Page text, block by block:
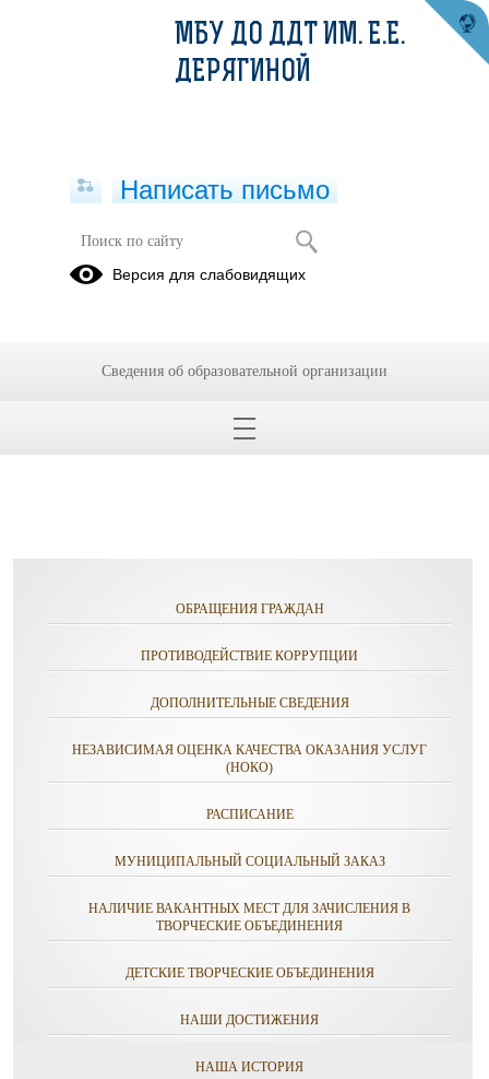
18.12.14
https://disk.yandex.com.am/i/85qekTwjL-ugMA
ОБРАЩЕНИЯ ГРАЖДАН
ПРОТИВОДЕЙСТВИЕ КОРРУПЦИИ
ДОПОЛНИТЕЛЬНЫЕ СВЕДЕНИЯ
НЕЗАВИСИМАЯ ОЦЕНКА КАЧЕСТВА ОКАЗАНИЯ УСЛУГ
(НОКО)
РАСПИСАНИЕ
МУНИЦИПАЛЬНЫЙ СОЦИАЛЬНЫЙ ЗАКАЗ
НАЛИЧИЕ ВАКАНТНЫХ МЕСТ ДЛЯ ЗАЧИСЛЕНИЯ В
ТВОРЧЕСКИЕ ОБЪЕДИНЕНИЯ
ДЕТСКИЕ ТВОРЧЕСКИЕ ОБЪЕДИНЕНИЯ
НАШИ ДОСТИЖЕНИЯ
НАША ИСТОРИЯ
МБУ ДО ДДТ ИМ. Е.Е.
ДЕРЯГИНОЙ
Написать письмо
Версия для слабовидящих
Сведения об образовательной организации